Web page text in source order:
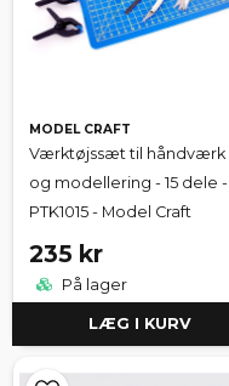
MODEL CRAFT
Værktøjssæt til håndværk
og modellering - 15 dele -
PTK1015 - Model Craft
235 kr
På lager
LÆG I KURV